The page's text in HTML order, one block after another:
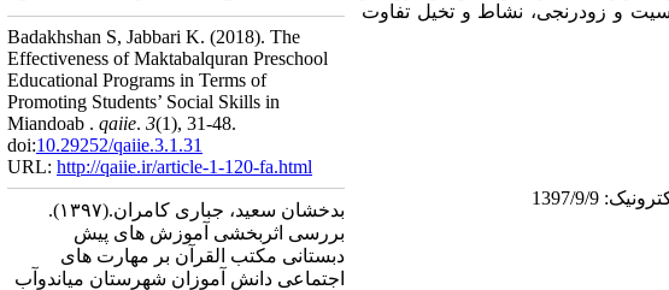
و زودرنجی، نشاط و تخیل تفاوت
Badakhshan S, Jabbari K. (2018). The
Effectiveness of Maktabalquran Preschool
Educational Programs in Terms of
Promoting Students’ Social Skills in
Miandoab . qaiie. 3(1), 31-48.
doi:10.29252/qaiie.3.1.31
URL: http://qaiie.ir/article-1-120-fa.html
بدخشان سعید، جباری کامران.(۱۳۹۷).
بررسی اثربخشی آموزش های پیش
دبستانی مکتب القرآن بر مهارت های
اجتماعی دانش آموزان شهرستان میاندوآب